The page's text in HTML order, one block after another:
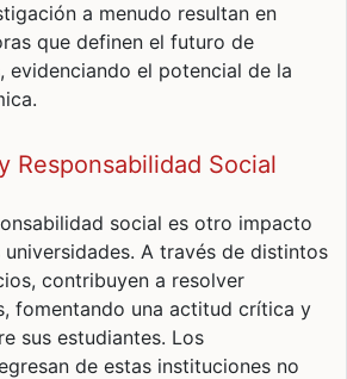
a menudo resultan en
que definen el futuro de
evidenciando el potencial de la
Responsabilidad Social
social es otro impacto
A través de distintos
contribuyen a resolver
fomentando una actitud crítica y
sus estudiantes. Los
de estas instituciones no